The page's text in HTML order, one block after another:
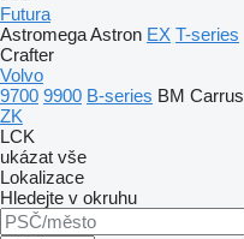
Futura
AstromegaAstron EX T-series
Crafter
Volvo
9700 9900 B-series BM Carrus
ZK
LCK
ukázat vše
Lokalizace
Hledejte v okruhu